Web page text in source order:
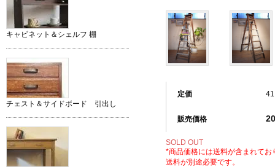
定価
販売価格
SOLD OUT
*商品価格には送料が含まれてお
送料が別途必要です。
キャビネット＆シェルフ 棚
チェスト＆サイドボード 引出し